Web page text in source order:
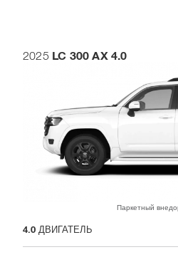
2025 LC 300 AX 4.0
Паркетный
4.0 ДВИГАТЕЛЬ